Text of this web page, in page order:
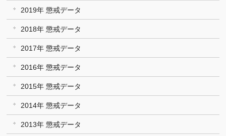
2019年 懲戒データ
2018年 懲戒データ
2017年 懲戒データ
2016年 懲戒データ
2015年 懲戒データ
2014年 懲戒データ
2013年 懲戒データ